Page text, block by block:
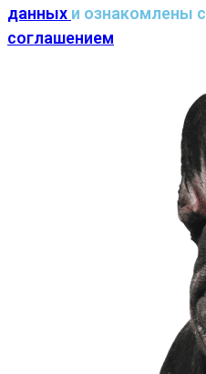
данных и ознакомлены с
соглашением